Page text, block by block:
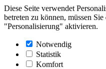
Diese Seite verwendet
betreten zu können, müssen
"Personalisierung" aktivieren.
Notwendig
Statistik
Komfort